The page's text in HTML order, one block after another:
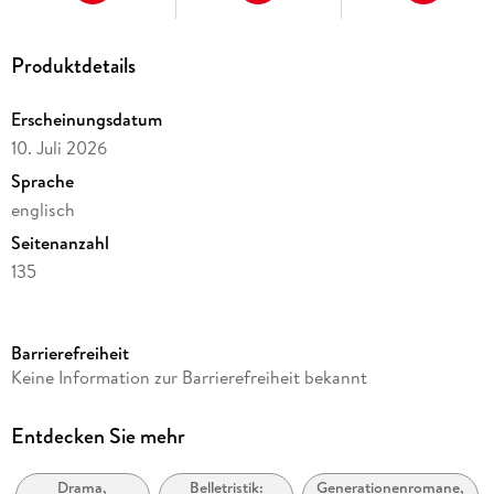
Produktdetails
Erscheinungsdatum
10. Juli 2026
Sprache
englisch
Seitenanzahl
135
Reihe
Autor/Autorin
Barrierefreiheit
Keine Information zur Barrierefreiheit bekannt
Entdecken Sie mehr
Drama,
Belletristik:
Generationenromane,